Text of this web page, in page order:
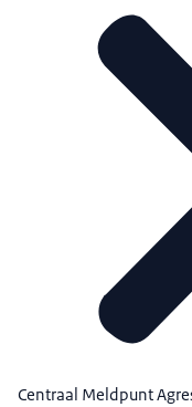
Centraal Meldpunt